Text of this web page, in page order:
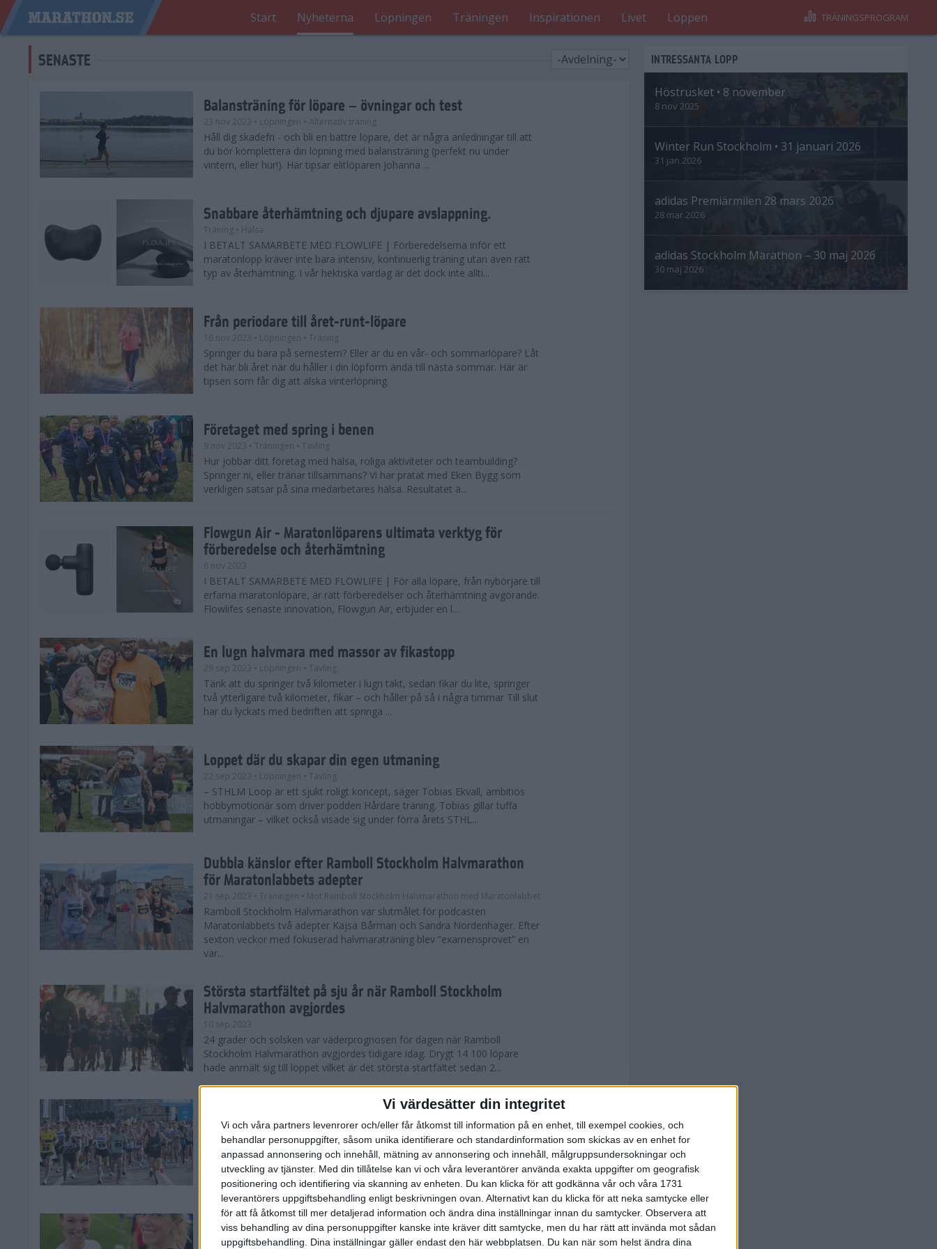
Vi värdesätter din integritet
Vi och våra partners levenrorer och/eller får åtkomst till information på en enhet, till exempel cookies, och
behandlar personuppgifter, såsom unika identifierare och standardinformation som skickas av en enhet for
anpassad annonsering och innehåll, mätning av annonsering och innehåll, målgruppsundersokningar och
utveckling av tjänster. Med din tillåtelse kan vi och våra leverantörer använda exakta uppgifter om geografisk
positionering och identifiering via skanning av enheten. Du kan klicka för att godkänna vår och våra 1731
leverantörers uppgiftsbehandling enligt beskrivningen ovan. Alternativt kan du klicka för att neka samtycke eller
för att få åtkomst till mer detaljerad information och ändra dina inställningar innan du samtycker. Observera att
viss behandling av dina personuppgifter kanske inte kräver ditt samtycke, men du har rätt att invända mot sådan
uppgiftsbehandling. Dina inställningar gäller endast den här webbplatsen. Du kan när som helst ändra dina
Start Nyheterna Löpningen Träningen Inspirationen Livet Loppen TRÄNINGSPROGRAM
SENASTE
Balansträning för löpare – övningar och test
23 nov 2023 • Löpningen • Alternativ träning
Håll dig skadefri - och bli en bättre löpare, det är några anledningar till att
du bör komplettera din löpning med balansträning (perfekt nu under
vintern, eller hur!). Här tipsar elitlöparen Johanna ...
Snabbare återhämtning och djupare avslappning.
Träning • Hälsa
I BETALT SAMARBETE MED FLOWLIFE | Förberedelserna inför ett
maratonlopp kräver inte bara intensiv, kontinuerlig träning utan även rätt
typ av återhämtning. I vår hektiska vardag är det dock inte allti...
Från periodare till året-runt-löpare
16 nov 2023 • Löpningen • Träning
Springer du bara på semestern? Eller är du en vår- och sommarlöpare? Låt
det här bli året när du håller i din löpform ända till nästa sommar. Här är
tipsen som får dig att älska vinterlöpning.
Företaget med spring i benen
9 nov 2023 • Träningen • Tävling
Hur jobbar ditt företag med hälsa, roliga aktiviteter och teambuilding?
Springer ni, eller tränar tillsammans? Vi har pratat med Eken Bygg som
verkligen satsar på sina medarbetares hälsa. Resultatet ä...
Flowgun Air - Maratonlöparens ultimata verktyg för
förberedelse och återhämtning
6 nov 2023
I BETALT SAMARBETE MED FLOWLIFE | För alla löpare, från nybörjare till
erfarna maratonlöpare, är rätt förberedelser och återhämtning avgörande.
Flowlifes senaste innovation, Flowgun Air, erbjuder en l...
En lugn halvmara med massor av fikastopp
29 sep 2023 • Löpningen • Tävling
Tänk att du springer två kilometer i lugn takt, sedan fikar du lite, springer
två ytterligare två kilometer, fikar – och håller på så i några timmar Till slut
har du lyckats med bedriften att springa ...
Loppet där du skapar din egen utmaning
22 sep 2023 • Löpningen • Tävling
– STHLM Loop är ett sjukt roligt koncept, säger Tobias Ekvall, ambitiös
hobbymotionär som driver podden Hårdare träning. Tobias gillar tuffa
utmaningar – vilket också visade sig under förra årets STHL...
Dubbla känslor efter Ramboll Stockholm Halvmarathon
för Maratonlabbets adepter
21 sep 2023 • Träningen • Mot Ramboll Stockholm Halvmarathon med Maratonlabbet
Ramboll Stockholm Halvmarathon var slutmålet för podcasten
Maratonlabbets två adepter Kajsa Bårman och Sandra Nordenhager. Efter
sexton veckor med fokuserad halvmaraträning blev ”examensprovet” en
var...
Största startfältet på sju år när Ramboll Stockholm
Halvmarathon avgjordes
10 sep 2023
24 grader och solsken var väderprognosen för dagen när Ramboll
Stockholm Halvmarathon avgjordes tidigare idag. Drygt 14 100 löpare
hade anmält sig till loppet vilket är det största startfältet sedan 2...
Nytt banrekord signerat Diego Estrada när Ramboll
Stockholm Halvmarathon avgjordes
10 sep 2023
Det var ett varmt Stockholm som välkomnade löparna i årets Ramboll
Stockholm Halvmarathon, men trots värmen så levererade eliten riktigt
fina tider. På herrsidan tog amerikanen Diego Estrada ledningen...
Kajsa och Sandra redo för Ramboll Stockholm
Halvmarathon
INTRESSANTA LOPP
Höstrusket • 8 november
8 nov 2025
Winter Run Stockholm • 31 januari 2026
31 jan 2026
adidas Premiärmilen 28 mars 2026
28 mar 2026
adidas Stockholm Marathon – 30 maj 2026
30 maj 2026